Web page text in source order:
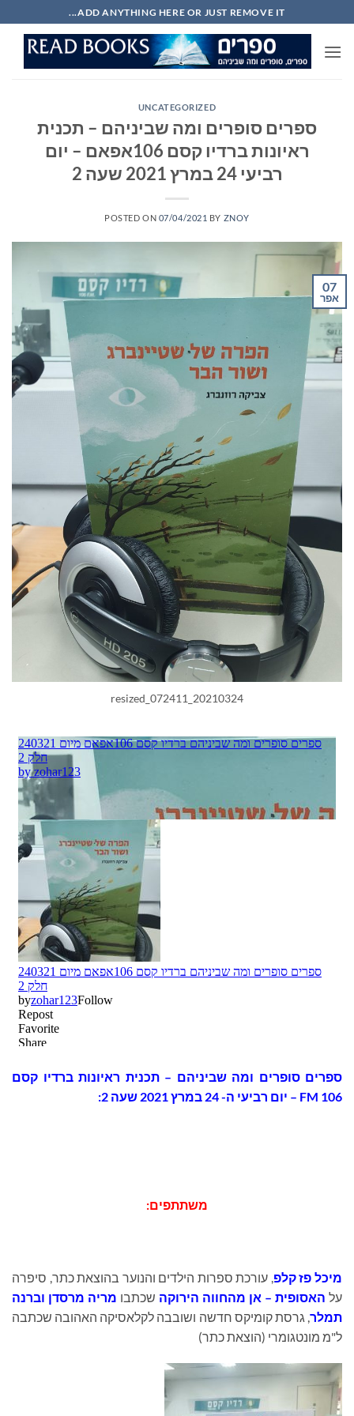
to
content
ADD ANYTHING HERE OR JUST REMOVE IT...
UNCATEGORIZED
ספרים סופרים ומה שביניהם – תכנית
ראיונות ברדיו קסם 106אפאם – יום
רביעי 24 במרץ 2021 שעה 2
POSTED ON 07/04/2021 BY ZNOY
07
אפר
20210324_072411_resized
ספרים סופרים ומה שביניהם – תכנית ראיונות ברדיו קסם
106 FM – יום רביעי ה- 24 במרץ 2021 שעה 2:
משתתפים:
מיכל פז קלפ, עורכת ספרות הילדים והנוער בהוצאת כתר, סיפרה
על האסופית – אן מהחווה הירוקה שכתבו מריה מרסדן וברנה
תמלר, גרסת קומיקס חדשה ושובבה לקלאסיקה האהובה שכתבה
ל"מ מונטגומרי (הוצאת כתר)